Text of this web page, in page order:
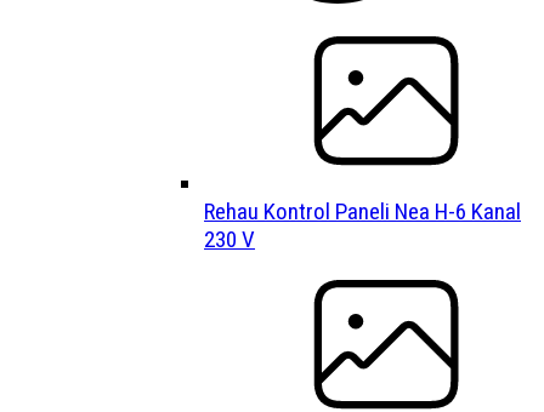
Rehau Kontrol Paneli Nea H-6 Kanal
230 V